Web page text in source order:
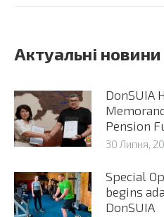
Актуальні новини
DonSUIA
Pension
30 Липня,
Special
begins
DonSUIA